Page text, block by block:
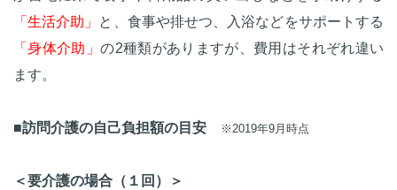
「生活介助」 と、食事や排せつ、入浴などをサポートする
「身体介助」の2種類がありますが、費用はそれぞれ違い
ます。
■訪問介護の自己負担額の目安 ※2019年9月時点
＜要介護の場合（１回）＞